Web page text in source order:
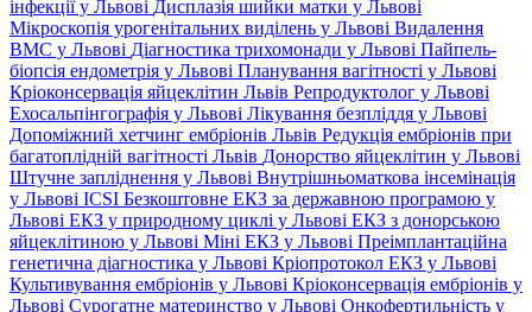
інфекції у Львові Дисплазія шийки матки у Львові
Мікроскопія урогенітальних виділень у Львові Видалення
ВМС у Львові Діагностика трихомонади у Львові Пайпель-
біопсія ендометрія у Львові Планування вагітності у Львові
Кріоконсервація яйцеклітин Львів Репродуктолог у Львові
Ехосальпінгографія у Львові Лікування безпліддя у Львові
Допоміжний хетчинг ембріонів Львів Редукція ембріонів при
багатоплідній вагітності Львів Донорство яйцеклітин у Львові
Штучне запліднення у Львові Внутрішньоматкова інсемінація
у Львові ICSI Безкоштовне ЕКЗ за державною програмою у
Львові ЕКЗ у природному циклі у Львові ЕКЗ з донорською
яйцеклітиною у Львові Міні ЕКЗ у Львові Преімплантаційна
генетична діагностика у Львові Кріопротокол ЕКЗ у Львові
Культивування ембріонів у Львові Кріоконсервація ембріонів у
Львові Сурогатне материнство у Львові Онкофертильність у